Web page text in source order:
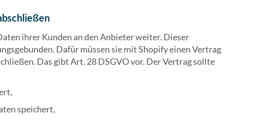
ihrer Kunden an den Anbieter weiter. Dieser
Dafür müssen sie mit Shopify einen Vertrag
Das gibt Art. 28 DSGVO vor. Der Vertrag sollte
speichert,